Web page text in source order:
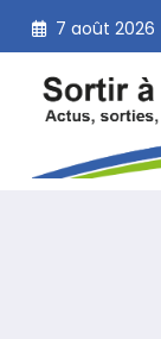
Aller
contenu
7 août 2026